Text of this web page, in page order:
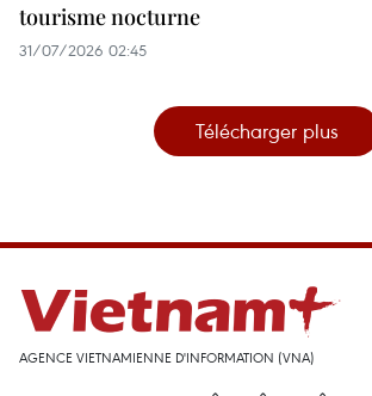
tourisme nocturne
31/07/2026 02:45
Télécharger plus
AGENCE VIETNAMIENNE D'INFORMATION (VNA)